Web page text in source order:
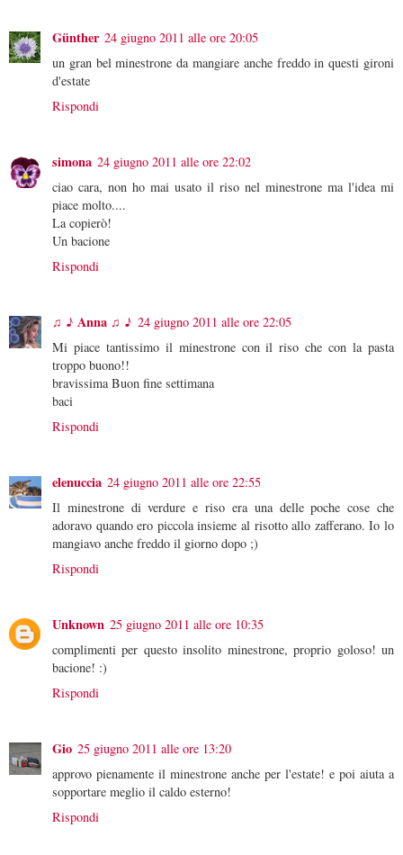
Günther 24 giugno 2011 alle ore 20:05
un gran bel minestrone da mangiare anche freddo in questi gironi
d'estate
Rispondi
simona 24 giugno 2011 alle ore 22:02
ciao cara, non ho mai usato il riso nel minestrone ma l'idea mi
piace molto....
La copierò!
Un bacione
Rispondi
♫ ♪ Anna ♫ ♪ 24 giugno 2011 alle ore 22:05
Mi piace tantissimo il minestrone con il riso che con la pasta
troppo buono!!
bravissima Buon fine settimana
baci
Rispondi
elenuccia 24 giugno 2011 alle ore 22:55
Il minestrone di verdure e riso era una delle poche cose che
adoravo quando ero piccola insieme al risotto allo zafferano. Io lo
mangiavo anche freddo il giorno dopo ;)
Rispondi
Unknown 25 giugno 2011 alle ore 10:35
complimenti per questo insolito minestrone, proprio goloso! un
bacione! :)
Rispondi
Gio 25 giugno 2011 alle ore 13:20
approvo pienamente il minestrone anche per l'estate! e poi aiuta a
sopportare meglio il caldo esterno!
Rispondi